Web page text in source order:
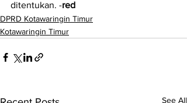
ditentukan. -red
DPRD Kotawaringin Timur
Kotawaringin Timur
See All